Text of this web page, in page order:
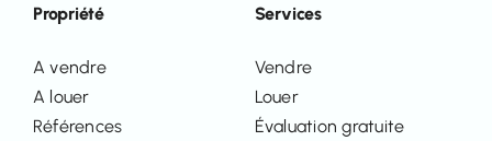
Services
Vendre
Louer
Évaluation gratuite
Propriété
A vendre
A louer
Références